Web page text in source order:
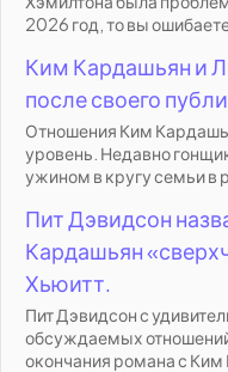
2026 год, то вы
Ким Кардашьян и
после своего
Отношения Ким
уровень. Недавно
ужином в кругу семьи в
Пит Дэвидсон
Кардашьян
Хьюитт.
Пит Дэвидсон с
обсуждаемых
окончания романа с Ким